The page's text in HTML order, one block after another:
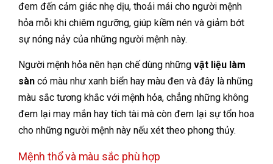
đem đến cảm giác nhẹ dịu, thoải mái cho người mệnh
hỏa mỗi khi chiêm ngưỡng, giúp kiềm nén và giảm bớt
sự nóng nảy của những người mệnh này.
Người mệnh hỏa nên hạn chế dùng những vật liệu làm
sàn có màu như xanh biển hay màu đen và đây là những
màu sắc tương khắc với mệnh hỏa, chẳng những không
đem lại may mắn hay tích tài mà còn đem lại sự tổn hoa
cho những người mệnh này nếu xét theo phong thủy.
Mệnh thổ và màu sắc phù hợp